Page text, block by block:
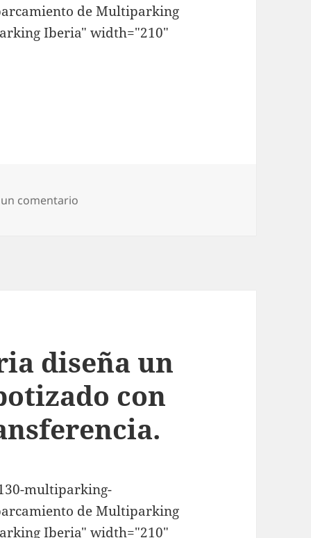
de Multiparking
Iberia" width="210"
comentario
diseña un
con
multiparking-
de Multiparking
Iberia" width="210"